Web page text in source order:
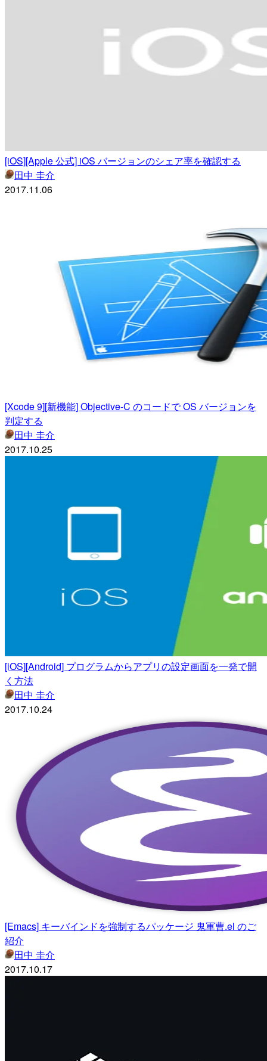
[iOS][Apple 公式] iOS バージョンのシェア率を確認する
田中 圭介
2017.11.06
[Xcode 9][新機能] Objective-C のコードで OS バージョンを
判定する
田中 圭介
2017.10.25
[iOS][Android] プログラムからアプリの設定画面を一発で開
く方法
田中 圭介
2017.10.24
[Emacs] キーバインドを強制するパッケージ 鬼軍曹.el のご
紹介
田中 圭介
2017.10.17